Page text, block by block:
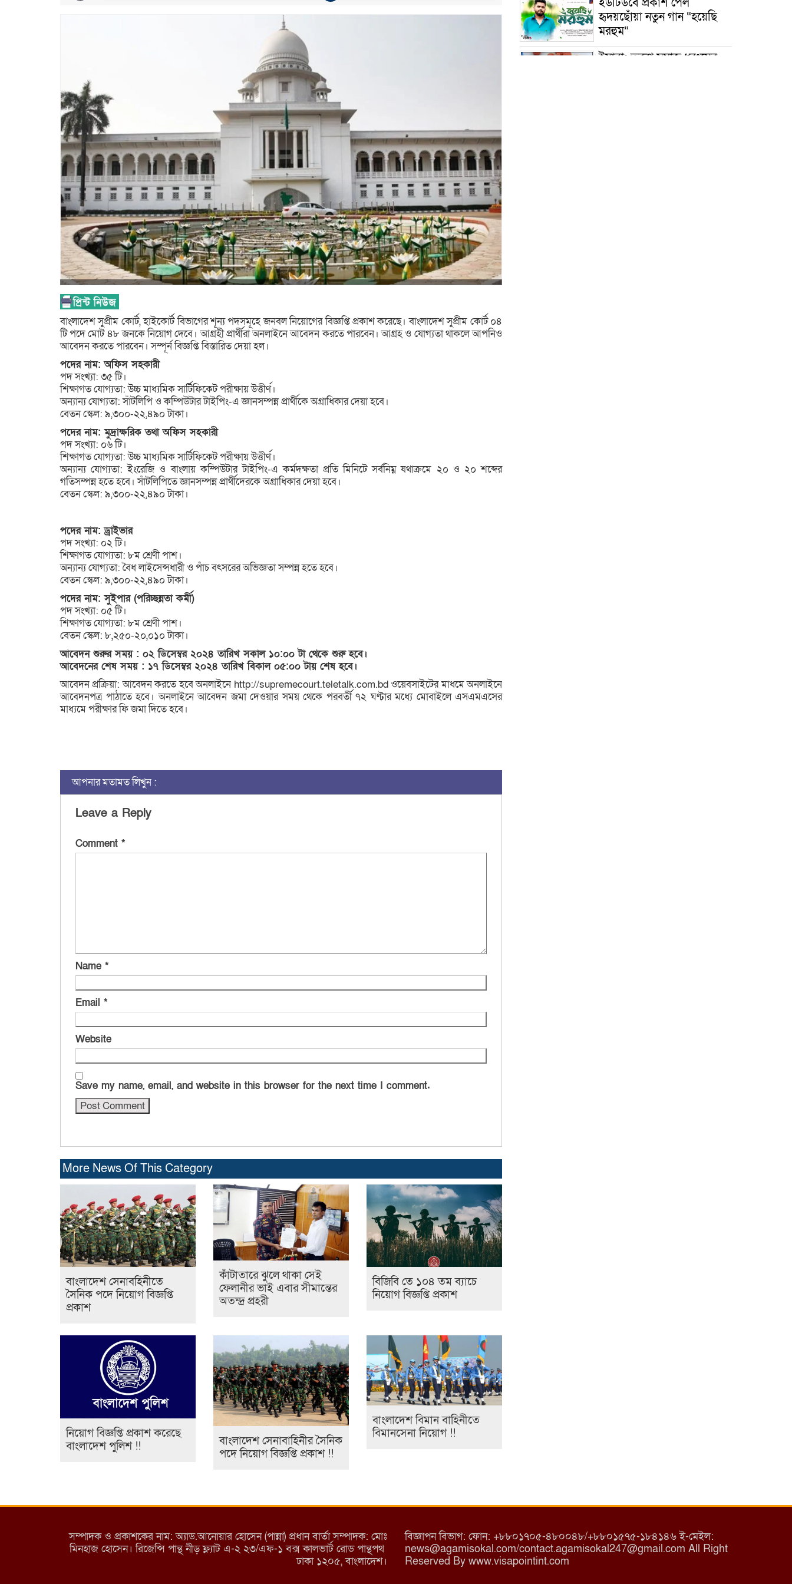
বাংলাদেশ সুপ্রীম কোর্ট, হাইকোর্ট বিভাগের শূন্য পদসমূহে জনবল নিয়োগের বিজ্ঞপ্তি প্রকাশ করেছে। বাংলাদেশ সুপ্রীম কোর্ট ০৪
টি পদে মোট ৪৮ জনকে নিয়োগ দেবে। আগ্রহী প্রার্থীরা অনলাইনে আবেদন করতে পারবেন। আগ্রহ ও যোগ্যতা থাকলে আপনিও
আবেদন করতে পারবেন। সম্পূর্ন বিজ্ঞপ্তি বিস্তারিত দেয়া হল।
পদের নাম: অফিস সহকারী
পদ সংখ্যা: ৩৫ টি।
শিক্ষাগত যোগ্যতা: উচ্চ মাধ্যমিক সার্টিফিকেট পরীক্ষায় উত্তীর্ণ।
অন্যান্য যোগ্যতা: সাঁটলিপি ও কম্পিউটার টাইপিং-এ জ্ঞানসম্পন্ন প্রার্থীকে অগ্রাধিকার দেয়া হবে।
বেতন স্কেল: ৯,৩০০-২২,৪৯০ টাকা।
পদের নাম: মুদ্রাক্ষরিক তথা অফিস সহকারী
পদ সংখ্যা: ০৬ টি।
শিক্ষাগত যোগ্যতা: উচ্চ মাধ্যমিক সার্টিফিকেট পরীক্ষায় উত্তীর্ণ।
অন্যান্য যোগ্যতা: ইংরেজি ও বাংলায় কম্পিউটার টাইপিং-এ কর্মদক্ষতা প্রতি মিনিটে সর্বনিম্ন যথাক্রমে ২০ ও ২০ শব্দের
গতিসম্পন্ন হতে হবে। সাঁটলিপিতে জ্ঞানসম্পন্ন প্রার্থীদেরকে অগ্রাধিকার দেয়া হবে।
বেতন স্কেল: ৯,৩০০-২২,৪৯০ টাকা।
পদের নাম: ড্রাইভার
পদ সংখ্যা: ০২ টি।
শিক্ষাগত যোগ্যতা: ৮ম শ্রেণী পাশ।
অন্যান্য যোগ্যতা: বৈধ লাইসেন্সধারী ও পাঁচ বৎসরের অভিজ্ঞতা সম্পন্ন হতে হবে।
বেতন স্কেল: ৯,৩০০-২২,৪৯০ টাকা।
পদের নাম: সুইপার (পরিচ্ছন্নতা কর্মী)
পদ সংখ্যা: ০৫ টি।
শিক্ষাগত যোগ্যতা: ৮ম শ্রেণী পাশ।
বেতন স্কেল: ৮,২৫০-২০,০১০ টাকা।
আবেদন শুরুর সময় : ০২ ডিসেম্বর ২০২৪ তারিখ সকাল ১০:০০ টা থেকে শুরু হবে।
আবেদনের শেষ সময় : ১৭ ডিসেম্বর ২০২৪ তারিখ বিকাল ০৫:০০ টায় শেষ হবে।
আবেদন প্রক্রিয়া: আবেদন করতে হবে অনলাইনে http://supremecourt.teletalk.com.bd ওয়েবসাইটের মাধমে অনলাইনে
আবেদনপত্র পাঠাতে হবে। অনলাইনে আবেদন জমা দেওয়ার সময় থেকে পরবর্তী ৭২ ঘণ্টার মধ্যে মোবাইলে এসএমএসের
মাধ্যমে পরীক্ষার ফি জমা দিতে হবে।
আপনার মতামত লিখুন :
Leave a Reply
Comment *
Name *
Email *
Website
Save my name, email, and website in this browser for the next time I comment.
More News Of This Category
বাংলাদেশ সেনাবহিনীতে
সৈনিক পদে নিয়োগ বিজ্ঞপ্তি
প্রকাশ
কাঁটাতারে ঝুলে থাকা সেই
ফেলানীর ভাই এবার সীমান্তের
অতন্দ্র প্রহরী
বিজিবি তে ১০৪ তম ব্যাচে
নিয়োগ বিজ্ঞপ্তি প্রকাশ
নিয়োগ বিজ্ঞপ্তি প্রকাশ করেছে
বাংলাদেশ পুলিশ !!
বাংলাদেশ সেনাবাহিনীর সৈনিক
পদে নিয়োগ বিজ্ঞপ্তি প্রকাশ !!
বাংলাদেশ বিমান বাহিনীতে
বিমানসেনা নিয়োগ !!
হৃদয়ছোঁয়া নতুন গান “হয়েছি
মরহুম”
ইয়াবা: তরুণ সমাজ ধ্বংসের
সম্পাদক ও প্রকাশকের নাম: অ্যাড.আনোয়ার হোসেন (পান্না) প্রধান বার্তা সম্পাদক: মোঃ
মিনহাজ হোসেন। রিজেন্সি পান্থ নীড় ফ্ল্যাট এ-২ ২৩/এফ-১ বক্স কালভার্ট রোড পান্থপথ
ঢাকা ১২০৫, বাংলাদেশ।
বিজ্ঞাপন বিভাগ: ফোন: +৮৮০১৭০৫-৪৮০০৪৮/+৮৮০১৫৭৫-১৮৪১৪৬ ই-মেইল:
news@agamisokal.com/contact.agamisokal247@gmail.com All Right
Reserved By www.visapointint.com